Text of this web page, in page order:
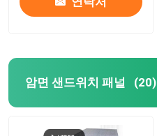
암면 샌드위치 패널 (20)